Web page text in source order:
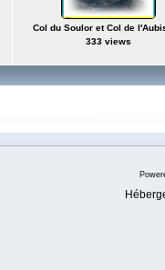
Col du Soulor et Col de
333 views